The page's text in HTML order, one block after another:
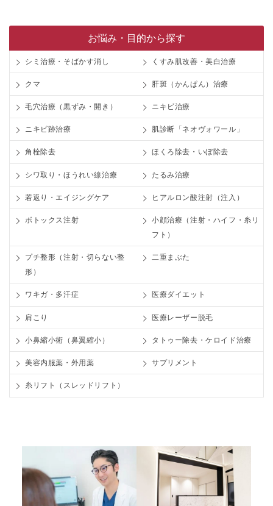
お悩み・目的から探す
シミ治療・そばかす消し くすみ肌改善・美白治療
クマ 肝斑（かんぱん）治療
毛穴治療（黒ずみ・開き） ニキビ治療
ニキビ跡治療 肌診断「ネオヴォワール」
角栓除去 ほくろ除去・いぼ除去
シワ取り・ほうれい線治療 たるみ治療
若返り・エイジングケア ヒアルロン酸注射（注入）
ボトックス注射
小顔治療（注射・ハイフ・糸リ
フト）
プチ整形（注射・切らない整
形）
二重まぶた
ワキガ・多汗症 医療ダイエット
肩こり 医療レーザー脱毛
小鼻縮小術（鼻翼縮小） タトゥー除去・ケロイド治療
美容内服薬・外用薬 サプリメント
糸リフト（スレッドリフト）